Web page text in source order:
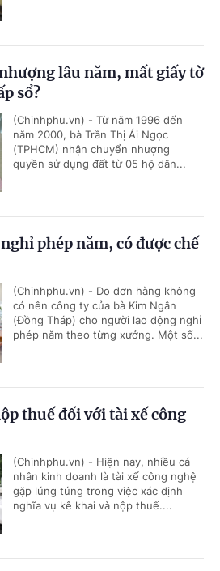
lâu năm, mất giấy tờ
sổ?
(Chinhphu.vn) - Từ năm 1996 đến
năm 2000, bà Trần Thị Ái Ngọc
(TPHCM) nhận chuyển nhượng
quyền sử dụng đất từ 05 hộ dân...
phép năm, có được chế
(Chinhphu.vn) - Do đơn hàng không
có nên công ty của bà Kim Ngân
(Đồng Tháp) cho người lao động nghỉ
phép năm theo từng xưởng. Một số...
thuế đối với tài xế công
(Chinhphu.vn) - Hiện nay, nhiều cá
nhân kinh doanh là tài xế công nghệ
gặp lúng túng trong việc xác định
nghĩa vụ kê khai và nộp thuế....